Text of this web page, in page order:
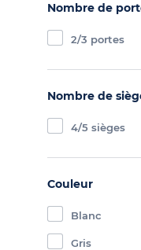
Nombre de
2/3 portes
Nombre de
4/5 sièges
Couleur
Blanc
Gris